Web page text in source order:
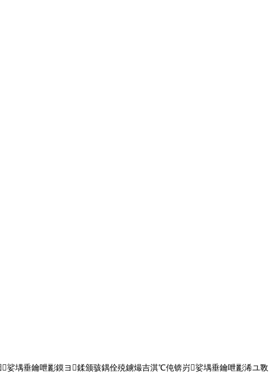
娑堣垂鑰呭彲鏌ヨ鍒颁骇鍝佺殑鐪熶吉淇℃伅锛岃娑堣垂鑰呭彲浠ユ斁